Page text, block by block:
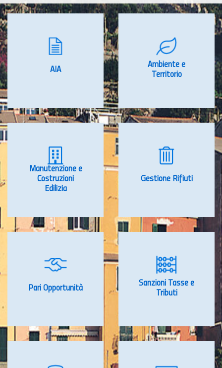
AIA
Ambiente e
Territorio
Manutenzione e
Costruzioni
Edilizia
Gestione Rifiuti
Pari Opportunità
Sanzioni Tasse e
Tributi